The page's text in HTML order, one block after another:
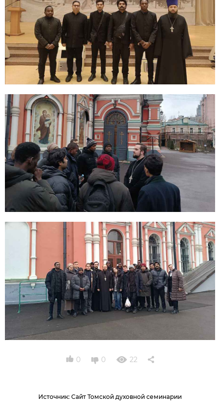
0 0 22
Источник: Сайт Томской духовной семинарии